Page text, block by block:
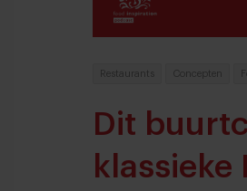
Restaurants Concepten
Dit